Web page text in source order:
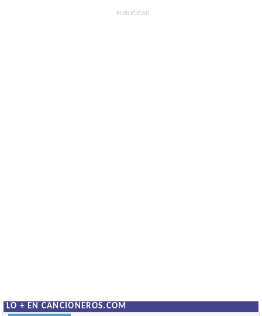
PUBLICIDAD
LO + EN CANCIONEROS.COM